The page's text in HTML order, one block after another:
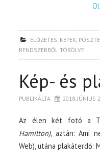
ELŐZETES KÉPEK
RENDSZERBŐL TÖRÖLVE
Kép- és
PUBLIKÁLTA 2018. JÚNIUS
Az élen két fotó a
Hamilton), aztán: Ami
Web), utána plakáterdő: